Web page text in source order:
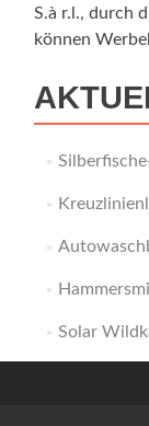
S.à r.l., durch
können
Solar